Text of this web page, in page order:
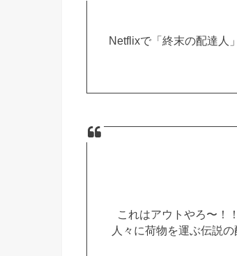
Netflixで「終末の配達人
これはアウトやろ〜！
人々に荷物を運ぶ伝説